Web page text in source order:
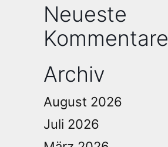
Neueste
Kommentare
Archiv
August 2026
Juli 2026